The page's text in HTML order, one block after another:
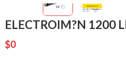
ELECTROIM?N 1200
$0